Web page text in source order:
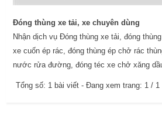
Đóng thùng xe tải, xe chuyên dùng
Nhận dịch vụ Đóng thùng xe tải, đóng
xe cuốn ép rác, đóng thùng ép chở rác
nước rửa đường, đóng téc xe chở xăng
Tổng số: 1 bài viết - Đang xem trang: 1 / 1